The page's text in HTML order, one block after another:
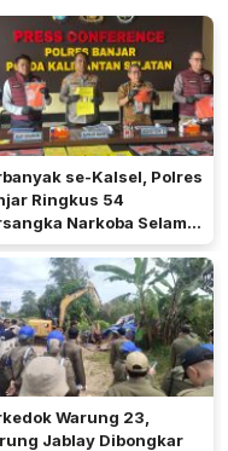
se-Kalsel, Polres
Ringkus 54
Narkoba Selama
Antik 2026
Warung 23,
Jablay Dibongkar